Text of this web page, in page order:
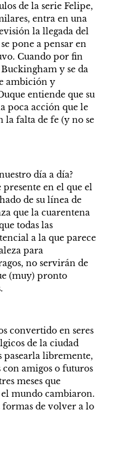
de la serie Felipe,
entra en una
la llegada del
pone a pensar en
Cuando por fin
y se da
ambición y
entiende que su
poca acción que le
la falta de fe (y no se
día a día?
en el que el
de su línea de
que la cuarentena
todas las
a la que parece
para
no servirán de
(muy) pronto
convertido en seres
de la ciudad
pasearla libremente,
con amigos o futuros
meses que
el mundo cambiaron.
de volver a lo